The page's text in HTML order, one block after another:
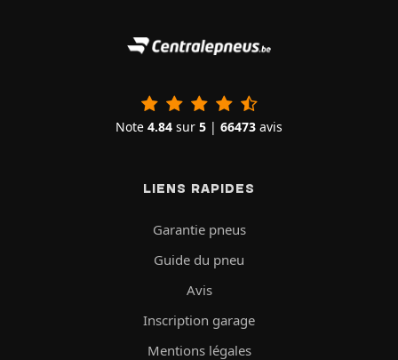
Note 4.84 sur 5 | 66473 avis
LIENS RAPIDES
Garantie pneus
Guide du pneu
Avis
Inscription garage
Mentions légales